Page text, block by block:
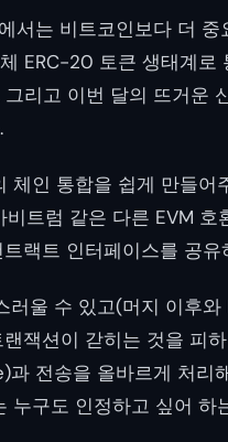
서는 비트코인보다 더 중
ERC-20 토큰 생태계로
그리고 이번 달의 뜨거운
인 통합을 쉽게 만들어
트럼 같은 다른 EVM 호
랙트 인터페이스를 공
러울 수 있고(머지 이후
잭션이 갇히는 것을 피
전송을 올바르게 처리
구도 인정하고 싶어 하